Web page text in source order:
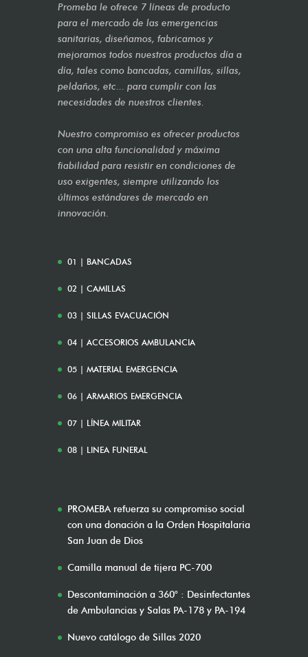
Promeba le ofrece 7 líneas de producto
para el mercado de las emergencias
sanitarias, diseñamos, fabricamos y
mejoramos todos nuestros productos día a
día, tales como bancadas, camillas, sillas,
peldaños, etc... para cumplir con las
necesidades de nuestros clientes.
Nuestro compromiso es ofrecer productos
con una alta funcionalidad y máxima
fiabilidad para resistir en condiciones de
uso exigentes, siempre utilizando los
últimos estándares de mercado en
innovación.
01 | BANCADAS
02 | CAMILLAS
03 | SILLAS EVACUACIÓN
04 | ACCESORIOS AMBULANCIA
05 | MATERIAL EMERGENCIA
06 | ARMARIOS EMERGENCIA
07 | LÍNEA MILITAR
08 | LINEA FUNERAL
PROMEBA refuerza su compromiso social
con una donación a la Orden Hospitalaria
San Juan de Dios
Camilla manual de tijera PC-700
Descontaminación a 360° : Desinfectantes
de Ambulancias y Salas PA-178 y PA-194
Nuevo catálogo de Sillas 2020